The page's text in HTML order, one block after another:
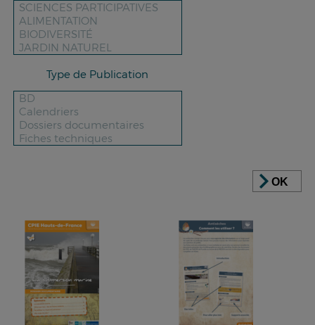
Type de Publication
OK